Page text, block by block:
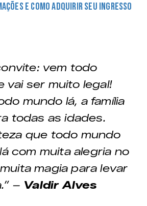
e como adquirir seu ingresso
vem todo
vai ser muito legal!
mundo lá, a família
todas as idades.
que todo mundo
com muita alegria no
magia para levar
– Valdir Alves